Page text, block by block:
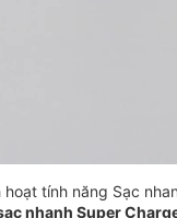
tính năng Sạc
nhanh Super